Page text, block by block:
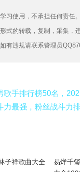
习使用，不承担任何责任。
式的转载，复制，采集，违
有违规请联系管理员
歌手排行榜50名，
力最强，粉丝战斗力
子祥歌曲大全
易烊千